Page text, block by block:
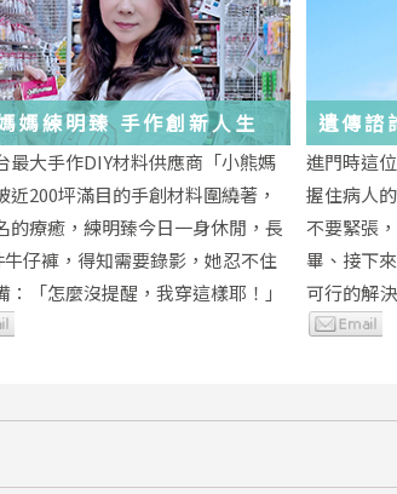
媽練明臻 手作創新人生
最大手作DIY材料供應商「小熊媽
近200坪滿目的手創材料圍繞著，
的療癒，練明臻今日一身休閒，長
牛仔褲，得知需要錄影，她忍不住
：「怎麼沒提醒，我穿這樣耶！」
遺傳諮
未來
進門時這
握住病人
不要緊張
畢、接下
可行的解